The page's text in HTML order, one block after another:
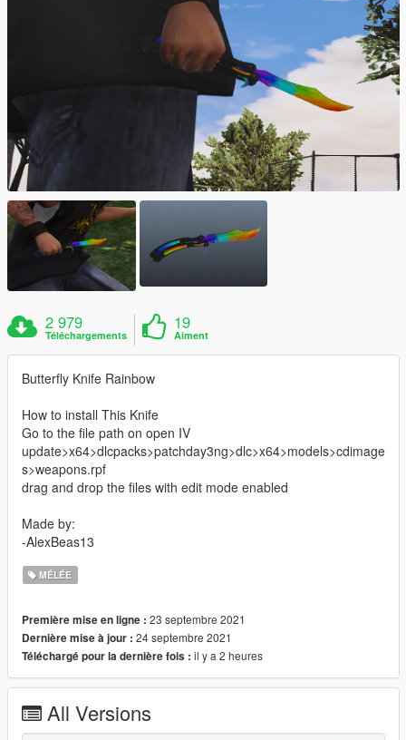
2 979
Téléchargements
19
Aiment
Butterfly Knife Rainbow
How to install This Knife
Go to the file path on open IV
update>x64>dlcpacks>patchday3ng>dlc>x64>models>cdimage
s>weapons.rpf
drag and drop the files with edit mode enabled
Made by:
-AlexBeas13
MÉLÉE
Première mise en ligne : 23 septembre 2021
Dernière mise à jour : 24 septembre 2021
Téléchargé pour la dernière fois : il y a 2 heures
All Versions